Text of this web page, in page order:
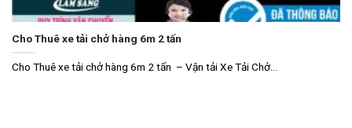
Cho Thuê xe tải chở hàng 6m 2 tấn
Cho Thuê xe tải chở hàng 6m 2 tấn – Vận tải Xe Tải Chở...